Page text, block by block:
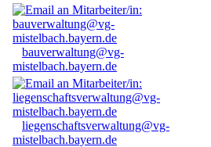
bauverwaltung@vg-
mistelbach.bayern.de
liegenschaftsverwaltung@vg-
mistelbach.bayern.de